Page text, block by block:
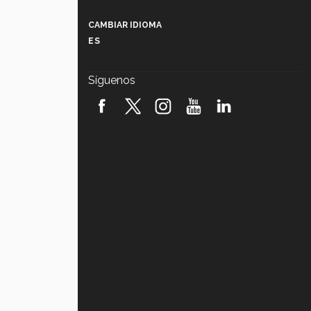
robótica FIRST 2026! (video)
CAMBIAR IDIOMA
ES
Síguenos